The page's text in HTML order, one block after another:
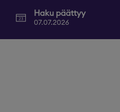
Haku päättyy
07.07.2026